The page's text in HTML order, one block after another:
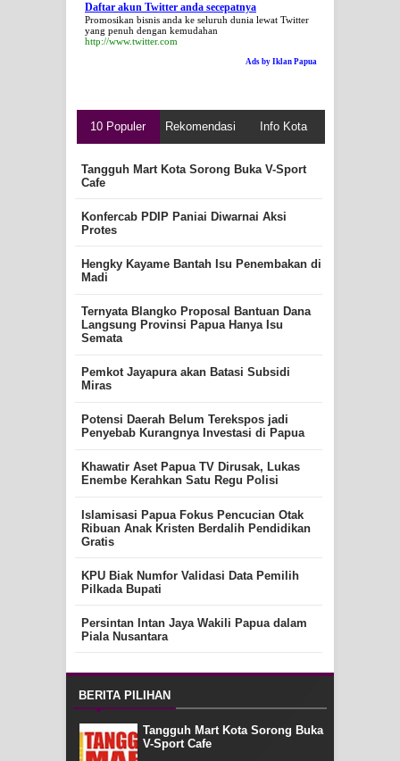
Daftar akun Twitter anda secepatnya
Promosikan bisnis anda ke seluruh dunia lewat Twitter
yang penuh dengan kemudahan
http://www.twitter.com
Ads by Iklan Papua
10 Populer Rekomendasi Info Kota
Tangguh Mart Kota Sorong Buka V-Sport
Cafe
Konfercab PDIP Paniai Diwarnai Aksi
Protes
Hengky Kayame Bantah Isu Penembakan di
Madi
Ternyata Blangko Proposal Bantuan Dana
Langsung Provinsi Papua Hanya Isu
Semata
Pemkot Jayapura akan Batasi Subsidi
Miras
Potensi Daerah Belum Terekspos jadi
Penyebab Kurangnya Investasi di Papua
Khawatir Aset Papua TV Dirusak, Lukas
Enembe Kerahkan Satu Regu Polisi
Islamisasi Papua Fokus Pencucian Otak
Ribuan Anak Kristen Berdalih Pendidikan
Gratis
KPU Biak Numfor Validasi Data Pemilih
Pilkada Bupati
Persintan Intan Jaya Wakili Papua dalam
Piala Nusantara
BERITA PILIHAN
Tangguh Mart Kota Sorong Buka
V-Sport Cafe